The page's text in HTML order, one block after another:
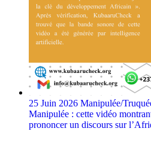
25 Juin 2026 Manipulée/
Manipulée : cette vidéo
prononcer un discours sur